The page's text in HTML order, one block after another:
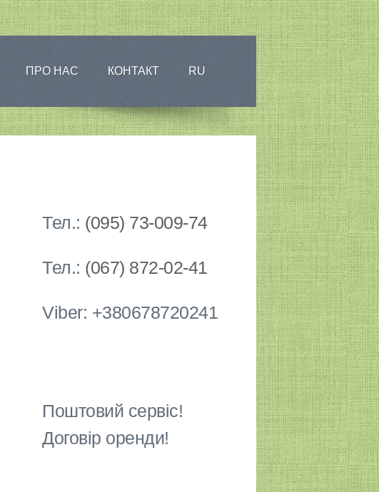
ПРО НАС КОНТАКТ RU
Тел.: (095) 73-009-74
Тел.: (067) 872-02-41
Viber: +380678720241
Поштовий сервіс!
Договір оренди!